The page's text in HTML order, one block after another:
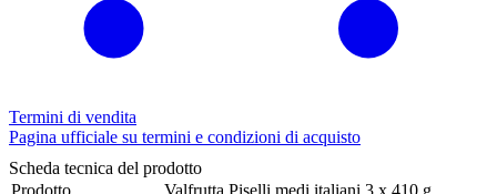
Termini di vendita
Pagina ufficiale su termini e condizioni di acquisto
Scheda tecnica del prodotto